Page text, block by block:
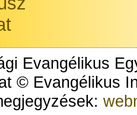
Evangélikus
© Evangélikus